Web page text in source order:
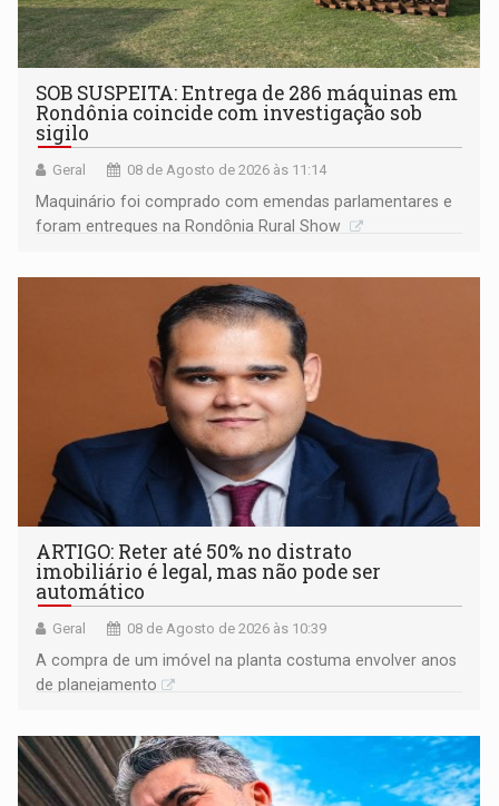
SOB SUSPEITA: Entrega de 286 máquinas em
Rondônia coincide com investigação sob
sigilo
Geral 08 de Agosto de 2026 às 11:14
Maquinário foi comprado com emendas parlamentares e
foram entregues na Rondônia Rural Show
ARTIGO: Reter até 50% no distrato
imobiliário é legal, mas não pode ser
automático
Geral 08 de Agosto de 2026 às 10:39
A compra de um imóvel na planta costuma envolver anos
de planejamento